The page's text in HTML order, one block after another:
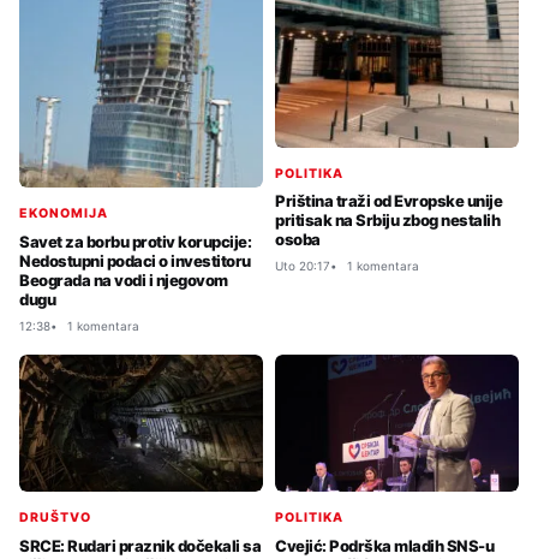
EKONOMIJA
Savet za borbu protiv korupcije:
Nedostupni podaci o investitoru
Beograda na vodi i njegovom
dugu
12:38 1 komentara
POLITIKA
Priština traži od Evropske unije
pritisak na Srbiju zbog nestalih
osoba
Uto 20:17 1 komentara
DRUŠTVO
SRCE: Rudari praznik dočekali sa
POLITIKA
Cvejić: Podrška mladih SNS-u